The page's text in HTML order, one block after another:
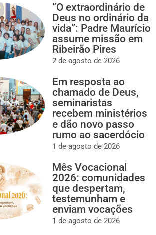
“O extraordinário de
Deus no ordinário da
vida”: Padre Maurício
assume missão em
Ribeirão Pires
2 de agosto de 2026
Em resposta ao
chamado de Deus,
seminaristas
recebem ministérios
e dão novo passo
rumo ao sacerdócio
1 de agosto de 2026
Mês Vocacional
2026: comunidades
que despertam,
testemunham e
enviam vocações
1 de agosto de 2026